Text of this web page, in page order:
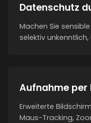
Datenschutz
Machen Sie
selektiv
Aufnahme per
Erweiterte
Maus-Tracking,